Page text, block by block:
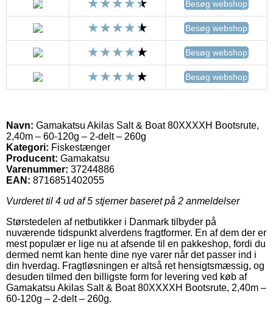
Besøg webshop
Besøg webshop
Besøg webshop
Besøg webshop
Navn: Gamakatsu Akilas Salt & Boat 80XXXXH Bootsrute,
2,40m – 60-120g – 2-delt – 260g
Kategori: Fiskestænger
Producent: Gamakatsu
Varenummer: 37244886
EAN: 8716851402055
Vurderet til 4 ud af 5 stjerner baseret på 2 anmeldelser
Størstedelen af netbutikker i Danmark tilbyder på
nuværende tidspunkt alverdens fragtformer. En af dem der er
mest populær er lige nu at afsende til en pakkeshop, fordi du
dermed nemt kan hente dine nye varer når det passer ind i
din hverdag. Fragtløsningen er altså ret hensigtsmæssig, og
desuden tilmed den billigste form for levering ved køb af
Gamakatsu Akilas Salt & Boat 80XXXXH Bootsrute, 2,40m –
60-120g – 2-delt – 260g.